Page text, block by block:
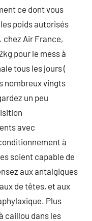
ce dont vous
poids autorisés
chez Air France,
pour le mess à
tous les jours (
nombreux vingts
un peu
avec
à
soient capable de
aux antalgiques
de têtes, et aux
Plus
caillou dans les